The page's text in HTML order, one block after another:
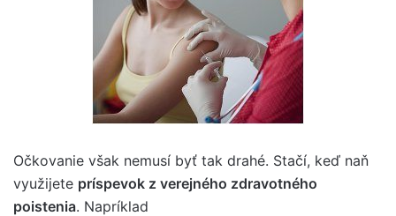
Očkovanie však nemusí byť tak drahé. Stačí, keď naň
využijete príspevok z verejného zdravotného
poistenia. Napríklad